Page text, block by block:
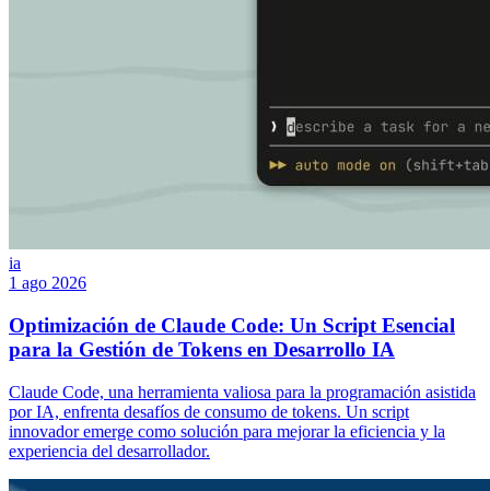
ia
1 ago 2026
Optimización de Claude Code: Un Script Esencial
para la Gestión de Tokens en Desarrollo IA
Claude Code, una herramienta valiosa para la programación asistida
por IA, enfrenta desafíos de consumo de tokens. Un script
innovador emerge como solución para mejorar la eficiencia y la
experiencia del desarrollador.